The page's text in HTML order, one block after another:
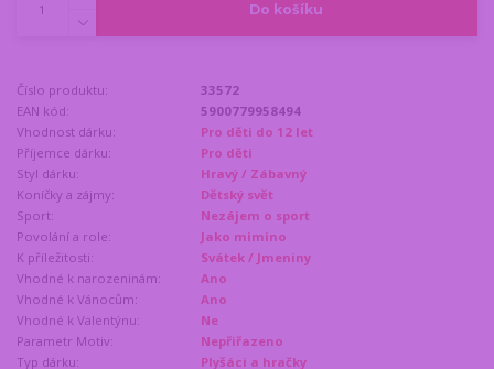
Do košíku
Číslo produktu:
33572
EAN kód:
5900779958494
Vhodnost dárku:
Pro děti do 12 let
Příjemce dárku:
Pro děti
Styl dárku:
Hravý / Zábavný
Koníčky a zájmy:
Dětský svět
Sport:
Nezájem o sport
Povolání a role:
Jako mimino
K příležitosti:
Svátek / Jmeniny
Vhodné k narozeninám:
Ano
Vhodné k Vánocům:
Ano
Vhodné k Valentýnu:
Ne
Parametr Motiv:
Nepřiřazeno
Typ dárku:
Plyšáci a hračky